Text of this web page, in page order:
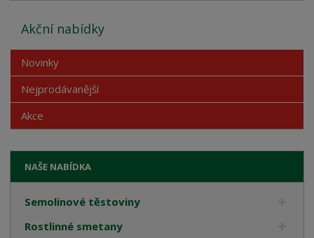
NAŠE NABÍDKA
Semolinové těstoviny
Rostlinné smetany
Akční nabídky
Novinky
Nejprodávanější
Akce